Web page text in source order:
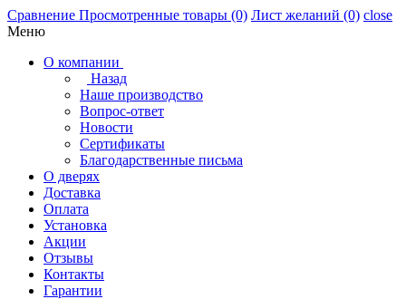
Сравнение Просмотренные товары (0) Лист желаний (0) close
Меню
О компании
Назад
Наше производство
Вопрос-ответ
Новости
Сертификаты
Благодарственные письма
О дверях
Доставка
Оплата
Установка
Акции
Отзывы
Контакты
Гарантии